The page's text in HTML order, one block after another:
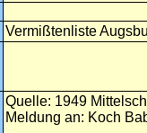
Vermißtenliste
Quelle: 1949
Meldung an: Koch